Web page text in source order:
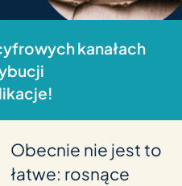
kanałach
Obe­c­nie nie jest to
łatwe: ros­nące